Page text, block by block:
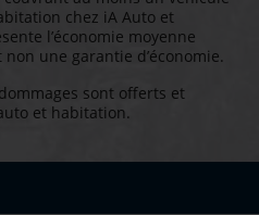
chez iA Auto et
l’économie moyenne
une garantie d’économie.
sont offerts et
et habitation.